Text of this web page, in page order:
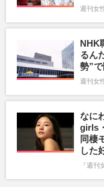
週刊女
NHK
るん
勢”
週刊女
なに
girls
同棲
した
『週刊